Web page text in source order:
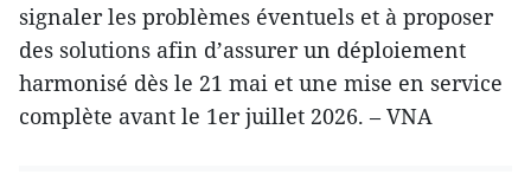
signaler les problèmes éventuels et à proposer
des solutions afin d’assurer un déploiement
harmonisé dès le 21 mai et une mise en service
complète avant le 1er juillet 2026. – VNA